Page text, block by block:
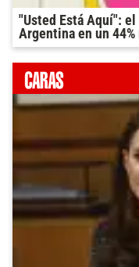
"Usted Está Aquí":
Argentina en un